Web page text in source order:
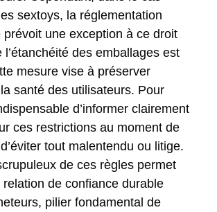
sextoys, la réglementation
prévoit une exception à ce droit
l’étanchéité des emballages est
mesure vise à préserver
la santé des utilisateurs. Pour
d’informer clairement
ces restrictions au moment de
tout malentendu ou litige.
de ces règles permet
de confiance durable
pilier fondamental de